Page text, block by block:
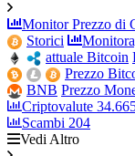
Monitor Prezzo di
Storici
attuale Bitcoin
Prezzo
BNB Prezzo
Criptovalute
Scambi 204
Vedi Altro